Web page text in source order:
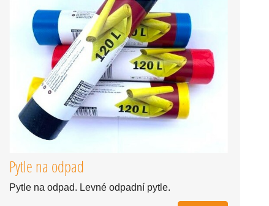
Pytle na odpad
Pytle na odpad. Levné odpadní pytle.